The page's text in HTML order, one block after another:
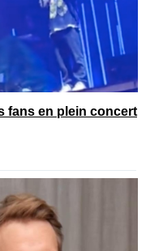
fans en plein concert